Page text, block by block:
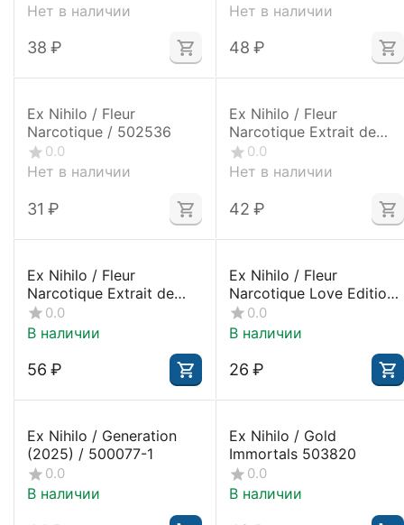
Нет в наличии
‍38‍ ₽
Нет в наличии
‍48‍ ₽
Ex Nihilo / Fleur
Narcotique / 502536
0.0
Нет в наличии
‍31‍ ₽
Ex Nihilo / Fleur
Narcotique Extrait de
parfum / 504017
0.0
Нет в наличии
‍42‍ ₽
Ex Nihilo / Fleur
Narcotique Extrait de
parfum / 504017-T
0.0
В наличии
‍56‍ ₽
Ex Nihilo / Fleur
Narcotique Love Edition
/ 503779
0.0
В наличии
‍26‍ ₽
Ex Nihilo / Generation
(2025) / 500077-1
0.0
В наличии
Ex Nihilo / Gold
Immortals 503820
0.0
В наличии